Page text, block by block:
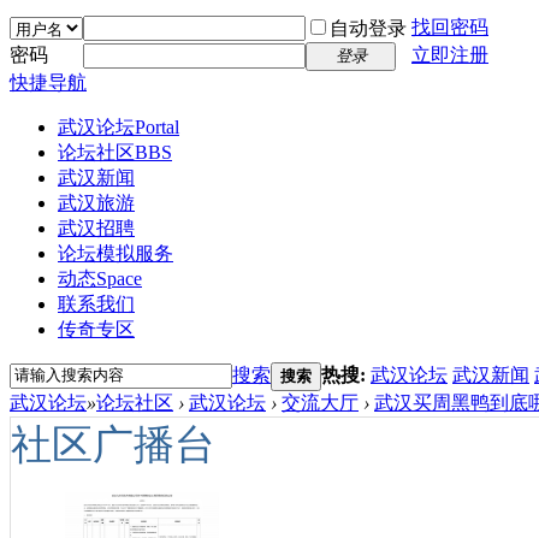
自动登录 找回密码
密码
登录
立即注册
快捷导航
武汉论坛Portal
论坛社区BBS
武汉新闻
武汉旅游
武汉招聘
论坛模拟服务
动态Space
联系我们
传奇专区
搜索 搜索 热搜: 武汉论坛 武汉新闻
武汉论坛»论坛社区 › 武汉论坛 › 交流大厅 › 武汉买周黑鸭到底
社区广播台